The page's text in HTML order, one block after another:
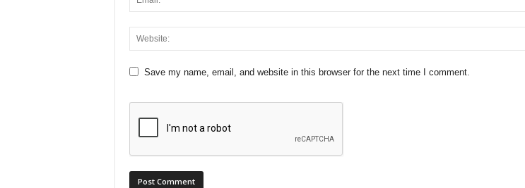
Save my name, email, and website in this browser for the next time I comment.